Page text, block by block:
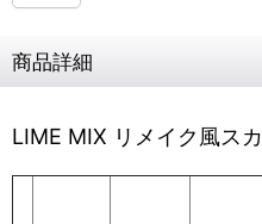
商品詳細
LIME MIX リメイク風スカ